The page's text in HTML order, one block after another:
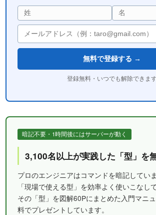
無料で登録する →
登録無料・いつでも解除できます
暗記不要・1時間後にはサーバーが動く
3,100名以上が実践した「型」を
プロのエンジニアはコマンドを暗記していま
「現場で使える型」を効率よく使いこなし
その「型」を図解60Pにまとめた入門マニ
料でプレゼントしています。